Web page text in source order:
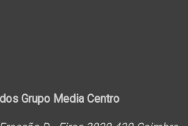
Grupo Media Centro